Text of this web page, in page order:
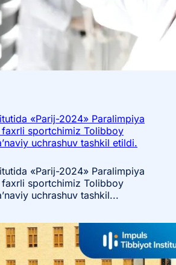
«Parij-2024» Paralimpiya
faxrli sportchimiz Tolibboy
uchrashuv tashkil etildi.
«Parij-2024» Paralimpiya
faxrli sportchimiz Tolibboy
uchrashuv tashkil...